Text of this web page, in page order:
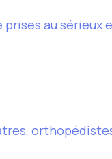
au sérieux